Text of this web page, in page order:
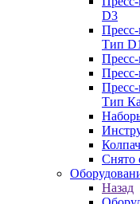
D3
Тип
Тип Кa
Снято
Назад